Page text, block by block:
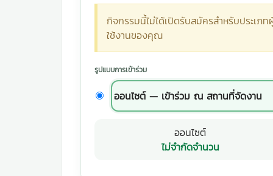
กิจกรรมนี้ไม่ได้เปิดรับสมัครสำหรับประเภท
ใช้งานของคุณ
รูปแบบการเข้าร่วม
ออนไซต์ — เข้าร่วม ณ สถานที่จัดงาน
ออนไซต์
ไม่จำกัดจำนวน